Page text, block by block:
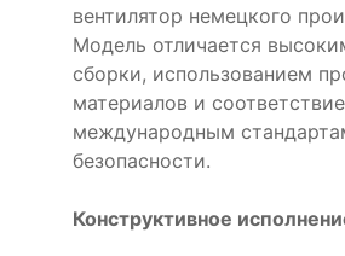
вентилятор немецкого
Модель отличается
сборки, использованием
материалов и
международным
безопасности.
Конструктивное